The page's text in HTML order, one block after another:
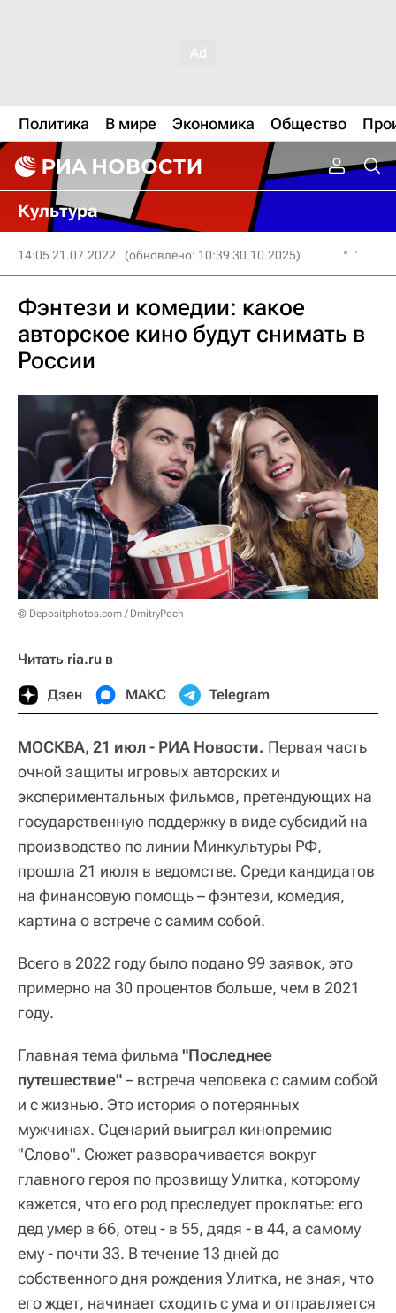
Политика В мире Экономика Общество
Культура
14:05 21.07.2022 (обновлено: 10:39 30.10.2025)
Фэнтези и комедии: какое
авторское кино будут снимать в
России
© Depositphotos.com / DmitryPoch
Читать ria.ru в
Дзен МАКС Telegram
МОСКВА, 21 июл - РИА Новости. Первая часть
очной защиты игровых авторских и
экспериментальных фильмов, претендующих на
государственную поддержку в виде субсидий на
производство по линии Минкультуры РФ,
прошла 21 июля в ведомстве. Среди кандидатов
на финансовую помощь – фэнтези, комедия,
картина о встрече с самим собой.
Всего в 2022 году было подано 99 заявок, это
примерно на 30 процентов больше, чем в 2021
году.
Главная тема фильма "Последнее
путешествие"– встреча человека с самим собой
и с жизнью. Это история о потерянных
мужчинах. Сценарий выиграл кинопремию
"Слово". Сюжет разворачивается вокруг
главного героя по прозвищу Улитка, которому
кажется, что его род преследует проклятье: его
дед умер в 66, отец - в 55, дядя - в 44, а самому
ему - почти 33. В течение 13 дней до
собственного дня рождения Улитка, не зная, что
его ждет, начинает сходить с ума и отправляется